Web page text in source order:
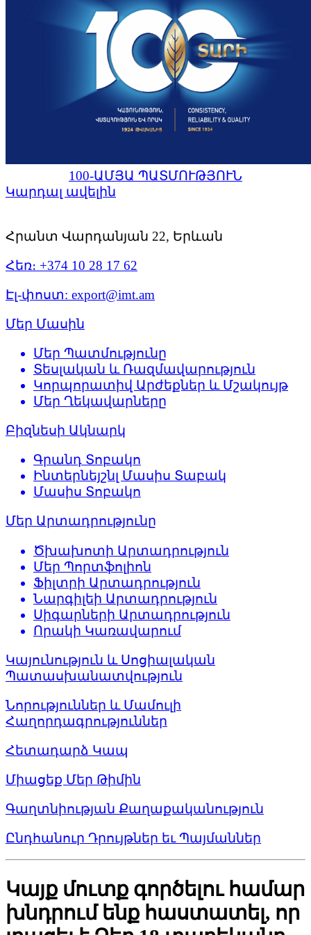
100-ԱՄՅԱ ՊԱՏՄՈՒԹՅՈՒՆ
Կարդալ ավելին
Հրանտ Վարդանյան 22, Երևան
Հեռ։ +374 10 28 17 62
Էլ-փոստ: export@imt.am
Մեր Մասին
Մեր Պատմությունը
Տեսլական և Ռազմավարություն
Կորպորատիվ Արժեքներ և Մշակույթ
Մեր Ղեկավարները
Բիզնեսի Ակնարկ
Գրանդ Տոբակո
Ինտերնեյշնլ Մասիս Տաբակ
Մասիս Տոբակո
Մեր Արտադրությունը
Ծխախոտի Արտադրություն
Մեր Պորտֆոլիոն
Ֆիլտրի Արտադրություն
Նարգիլեի Արտադրություն
Սիգարների Արտադրություն
Որակի Կառավարում
Կայունություն և Սոցիալական
Պատասխանատվություն
Նորություններ և Մամուլի
Հաղորդագրություններ
Հետադարձ Կապ
Միացեք Մեր Թիմին
Գաղտնիության Քաղաքականություն
Ընդհանուր Դրույթներ եւ Պայմաններ
Կայք մուտք գործելու համար
խնդրում ենք հաստատել, որ